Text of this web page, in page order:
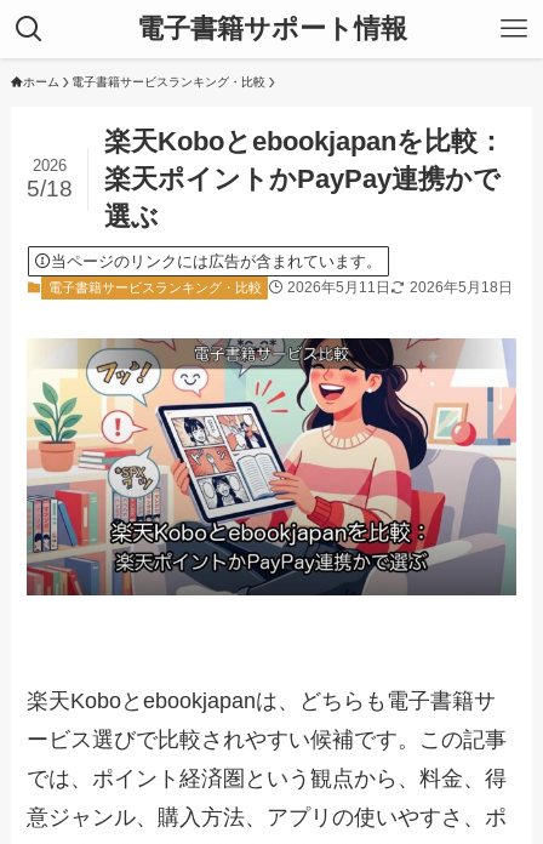
電子書籍サポート情報
ホーム 電子書籍サービスランキング・比較
楽天Koboとebookjapanを比較：
楽天ポイントかPayPay連携かで
選ぶ
2026
5/18
当ページのリンクには広告が含まれています。
電子書籍サービスランキング・比較 2026年5月11日 2026年5月18日
楽天Koboとebookjapanは、どちらも電子書籍サ
ービス選びで比較されやすい候補です。この記事
では、ポイント経済圏という観点から、料金、得
意ジャンル、購入方法、アプリの使いやすさ、ポ